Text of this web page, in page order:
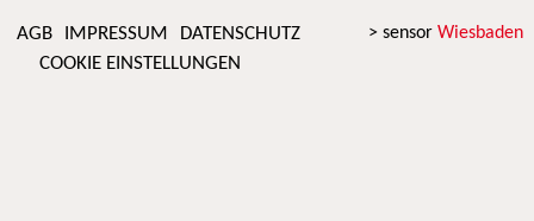
> sensor Wiesbaden
AGB IMPRESSUM
DATENSCHUTZ
COOKIE EINSTELLUNGEN